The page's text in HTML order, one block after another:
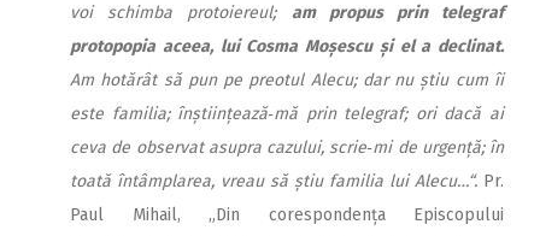
voi schimba protoiereul; am propus prin telegraf
protopopia aceea, lui Cosma Moșescu și el a declinat.
Am hotărât să pun pe preotul Alecu; dar nu știu cum îi
este familia; înștiințează‑mă prin telegraf; ori dacă ai
ceva de observat asupra cazului, scrie‑mi de urgență; în
toată întâmplarea, vreau să știu familia lui Alecu…“. Pr.
Paul Mihail, „Din corespondența Episcopului